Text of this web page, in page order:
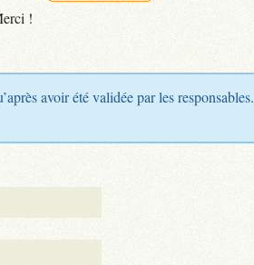
!
avoir été validée par les responsables.